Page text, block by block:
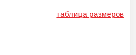
таблица размеров